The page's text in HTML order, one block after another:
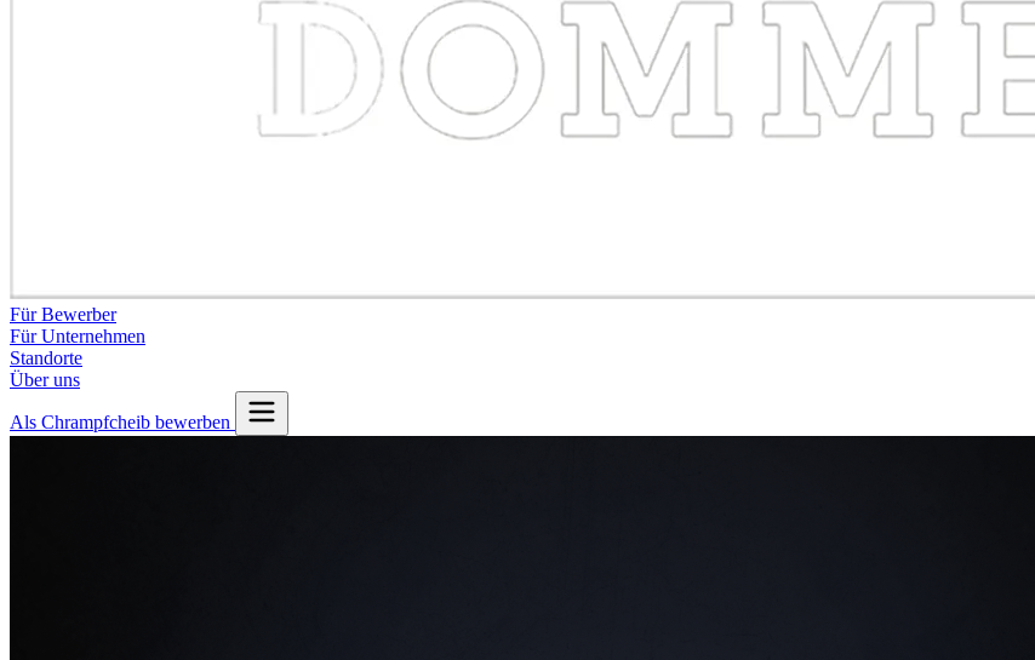
Für Bewerber
Für Unternehmen
Standorte
Über uns
Als Chrampfcheib bewerben